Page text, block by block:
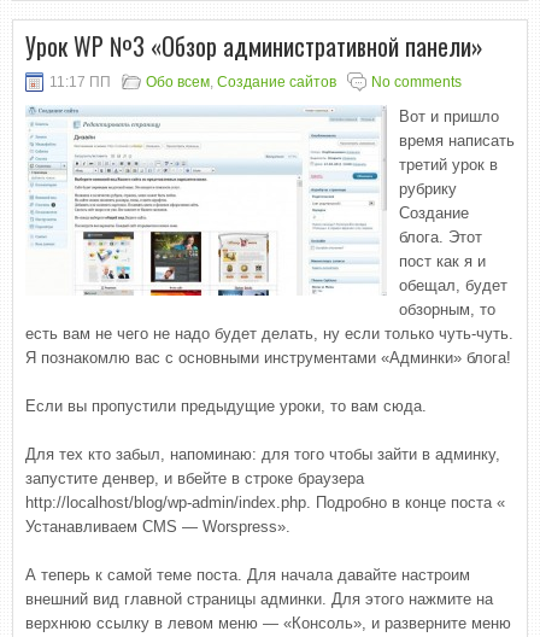
Урок WP №3 «Обзор административной панели»
11:17 ПП Обо всем, Создание сайтов No comments
Вот и пришло
время написать
третий урок в
рубрику
Создание
блога. Этот
пост как я и
обещал, будет
обзорным, то
есть вам не чего не надо будет делать, ну если только чуть-чуть.
Я познакомлю вас с основными инструментами «Админки» блога!
Если вы пропустили предыдущие уроки, то вам сюда.
Для тех кто забыл, напоминаю: для того чтобы зайти в админку,
запустите денвер, и вбейте в строке браузера
http://localhost/blog/wp-admin/index.php. Подробно в конце поста «
Устанавливаем CMS — Worspress».
А теперь к самой теме поста. Для начала давайте настроим
внешний вид главной страницы админки. Для этого нажмите на
верхнюю ссылку в левом меню — «Консоль», и разверните меню